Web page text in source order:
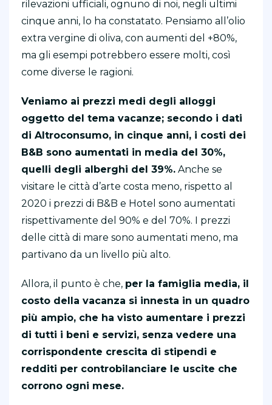
rilevazioni ufficiali, ognuno di noi, negli ultimi
cinque anni, lo ha constatato. Pensiamo all’olio
extra vergine di oliva, con aumenti del +80%,
ma gli esempi potrebbero essere molti, così
come diverse le ragioni.
Veniamo ai prezzi medi degli alloggi
oggetto del tema vacanze; secondo i dati
di Altroconsumo, in cinque anni, i costi dei
B&B sono aumentati in media del 30%,
quelli degli alberghi del 39%. Anche se
visitare le città d’arte costa meno, rispetto al
2020 i prezzi di B&B e Hotel sono aumentati
rispettivamente del 90% e del 70%. I prezzi
delle città di mare sono aumentati meno, ma
partivano da un livello più alto.
Allora, il punto è che, per la famiglia media, il
costo della vacanza si innesta in un quadro
più ampio, che ha visto aumentare i prezzi
di tutti i beni e servizi, senza vedere una
corrispondente crescita di stipendi e
redditi per controbilanciare le uscite che
corrono ogni mese.